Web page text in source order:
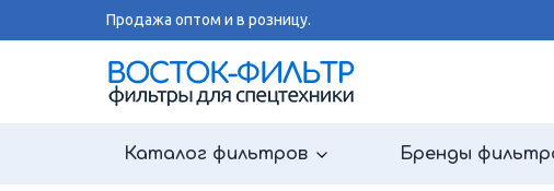
Продажа оптом и в розницу.
Каталог фильтров Бренды